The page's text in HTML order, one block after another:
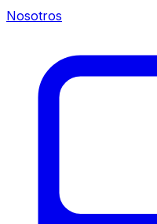
Nosotros